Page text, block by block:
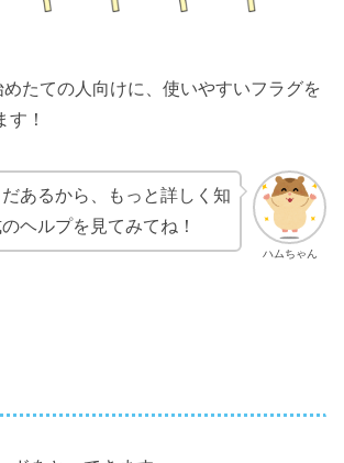
たての人向けに、使いやすいフラグを
す！
ハムちゃん
あるから、もっと詳しく知
ヘルプを見てみてね！